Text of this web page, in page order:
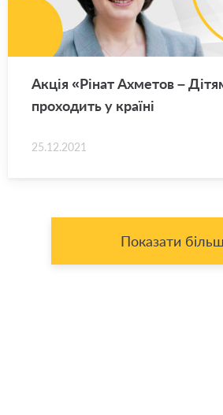
Акція «Рінат Ахме­тов –
про­хо­дить у кра­ї­ні
25.12.2021
Показати